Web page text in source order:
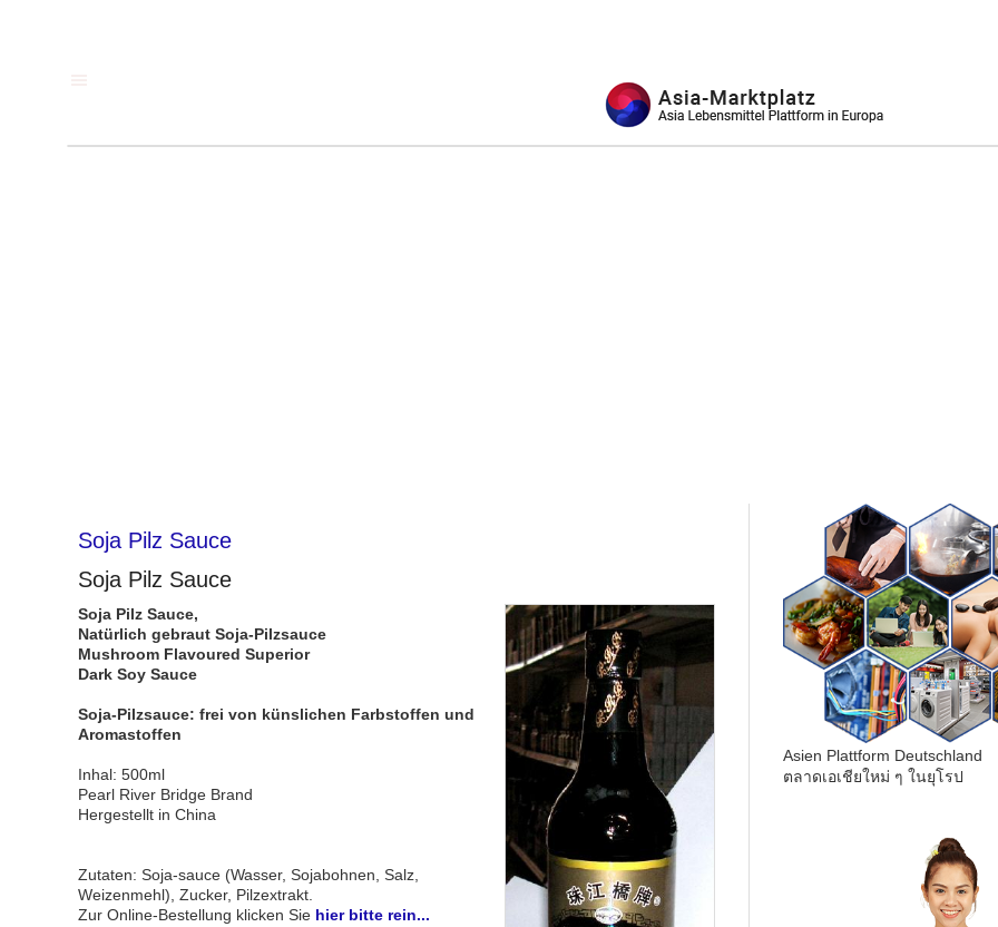
Soja Pilz Sauce
Soja Pilz Sauce
Soja Pilz Sauce,
Natürlich gebraut Soja-Pilzsauce
Mushroom Flavoured Superior
Dark Soy Sauce
Soja-Pilzsauce: frei von künslichen Farbstoffen und
Aromastoffen
Inhal: 500ml
Pearl River Bridge Brand
Hergestellt in China
Zutaten: Soja-sauce (Wasser, Sojabohnen, Salz,
Weizenmehl), Zucker, Pilzextrakt.
Zur Online-Bestellung klicken Sie hier bitte rein...
Asien Plattform Deutschland
ตลาดเอเชียใหม่ ๆ ในยุโรป